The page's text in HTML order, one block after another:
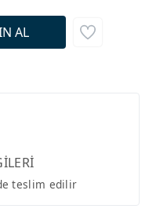
teslim edilir